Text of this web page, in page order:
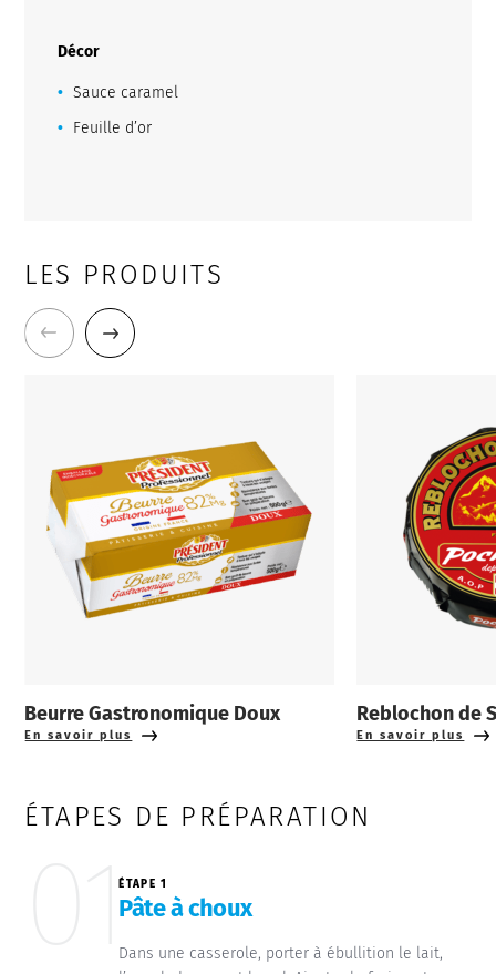
Décor
Sauce caramel
Feuille d’or
LES PRODUITS
Beurre Gastronomique Doux
En savoir plus
Reblochon de
En savoir plus
ÉTAPES DE PRÉPARATION
01ÉTAPE 1
Pâte à choux
Dans une casserole, porter à ébullition le lait,